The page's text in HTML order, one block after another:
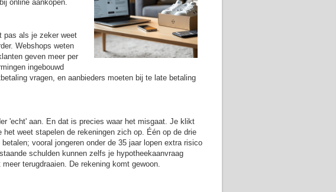
online aankopen.
pas als je zeker weet
Webshops weten
geven meer per
ingebouwd
vragen, en aanbieders moeten bij te late betaling
'echt' aan. En dat is precies waar het misgaat. Je klikt
weet stapelen de rekeningen zich op. Één op de drie
vooral jongeren onder de 35 jaar lopen extra risico
schulden kunnen zelfs je hypotheekaanvraag
terugdraaien. De rekening komt gewoon.